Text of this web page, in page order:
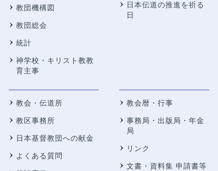
教団機構図
教団総会
統計
神学校・キリスト教教
育主事
日本伝道の推進を祈る
日
教会・伝道所
教区事務所
日本基督教団への献金
よくある質問
教会暦・行事
事務局・出版局・年金
局
リンク
文書・資料集 申請書等